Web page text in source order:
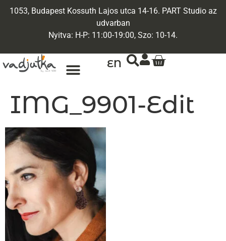
1053, Budapest Kossuth Lajos utca 14-16. PART Studio az
udvarban
Nyitva: H-P: 11:00-19:00, Szo: 10-14.
EN
IMG_9901-Edit